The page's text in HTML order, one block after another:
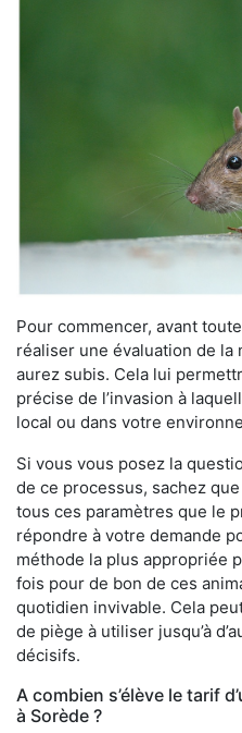
Pour commencer, avant
réaliser une évaluation de la
aurez subis. Cela lui
précise de l’invasion à
local ou dans votre
Si vous vous posez la
de ce processus, sachez
tous ces paramètres que le
répondre à votre demande
méthode la plus appropriée
fois pour de bon de ces
quotidien invivable. Cela
de piège à utiliser jusqu’à
décisifs.
A combien s’élève le tarif
à Sorède ?